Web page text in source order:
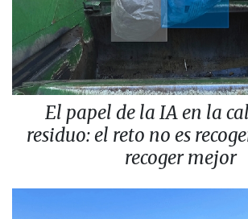
El papel de la IA en la
residuo: el reto no es
recoger mejor